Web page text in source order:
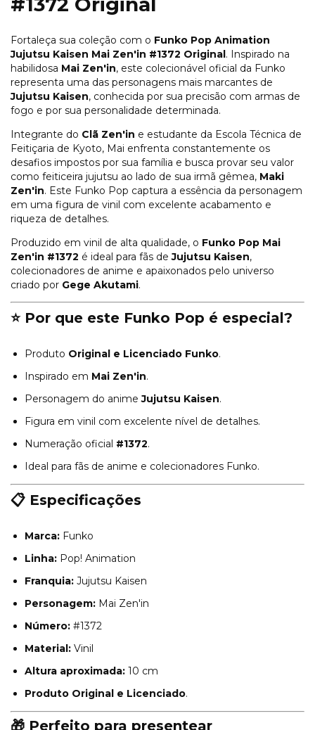
Fortaleça sua coleção com o Funko Pop Animation
Jujutsu Kaisen Mai Zen'in #1372 Original. Inspirado na
habilidosa Mai Zen'in, este colecionável oficial da Funko
representa uma das personagens mais marcantes de
Jujutsu Kaisen, conhecida por sua precisão com armas de
fogo e por sua personalidade determinada.
Integrante do Clã Zen'in e estudante da Escola Técnica de
Feitiçaria de Kyoto, Mai enfrenta constantemente os
desafios impostos por sua família e busca provar seu valor
como feiticeira jujutsu ao lado de sua irmã gêmea, Maki
Zen'in. Este Funko Pop captura a essência da personagem
em uma figura de vinil com excelente acabamento e
riqueza de detalhes.
Produzido em vinil de alta qualidade, o Funko Pop Mai
Zen'in #1372 é ideal para fãs deJujutsu Kaisen,
colecionadores de anime e apaixonados pelo universo
criado por Gege Akutami.
⭐ Por que este Funko Pop é especial?
Produto Original e Licenciado Funko.
Inspirado em Mai Zen'in.
Personagem do animeJujutsu Kaisen.
Figura em vinil com excelente nível de detalhes.
Numeração oficial #1372.
Ideal para fãs de anime e colecionadores Funko.
📋 Especificações
Marca: Funko
Linha: Pop! Animation
Franquia: Jujutsu Kaisen
Personagem: Mai Zen'in
Número: #1372
Material: Vinil
Altura aproximada: 10 cm
Produto Original e Licenciado.
🎁 Perfeito para presentear